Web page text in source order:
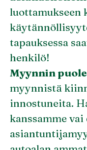
luottamukseen
tapauksessa
henkilö!
Myynnin
myynnistä
innostuneita.
kanssamme